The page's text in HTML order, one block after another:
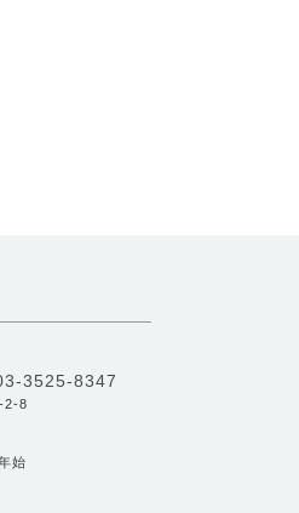
3525-8347
2-8
始